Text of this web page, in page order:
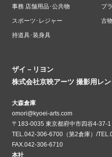
事務 店舗用品･公共物
スポーツ･レジャー
持道具･装身具
プ
古
ザイ－リヨン
株式会社京映アーツ 撮影用レ
大森倉庫
omori@kyoei-arts.com
〒183-0035 東京都府中市四谷4-37-1
TEL.042-306-6700（第2倉庫）/
FAX.042-306-6710
本社